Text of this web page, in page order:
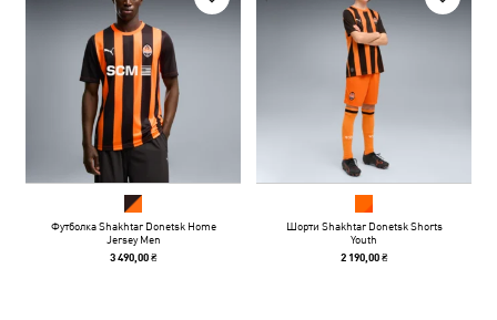
Футболка Shakhtar Donetsk Home
Jersey Men
3 490,00 ₴
Шорти Shakhtar Donetsk Shorts
Youth
2 190,00 ₴